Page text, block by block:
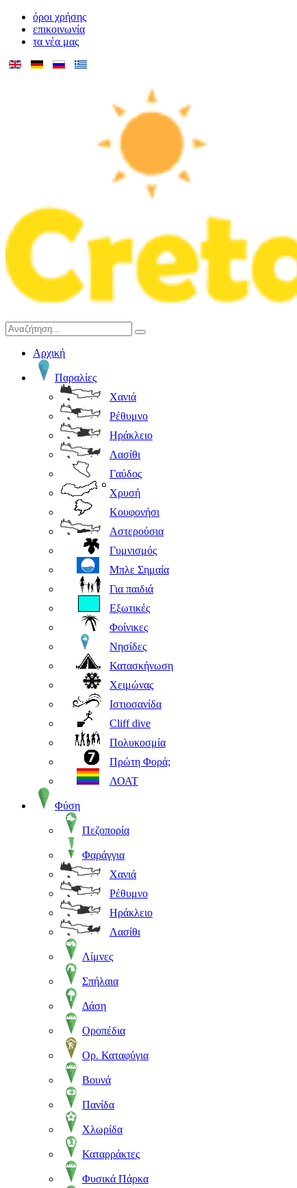
όροι χρήσης
επικοινωνία
τα νέα μας
Αρχική
Παραλίες
Χανιά
Ρέθυμνο
Ηράκλειο
Λασίθι
Γαύδος
Χρυσή
Κουφονήσι
Αστερούσια
Γυμνισμός
Μπλε Σημαία
Για παιδιά
Εξωτικές
Φοίνικες
Νησίδες
Κατασκήνωση
Χειμώνας
Ιστιοσανίδα
Cliff dive
Πολυκοσμία
Πρώτη Φορά;
ΛΟΑΤ
Φύση
Πεζοπορία
Φαράγγια
Χανιά
Ρέθυμνο
Ηράκλειο
Λασίθι
Λίμνες
Σπήλαια
Δάση
Οροπέδια
Ορ. Καταφύγια
Βουνά
Πανίδα
Χλωρίδα
Καταρράκτες
Φυσικά Πάρκα